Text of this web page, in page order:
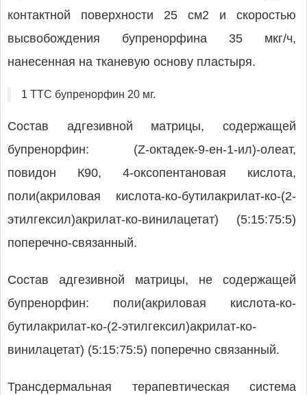
контактной поверхности 25 см2 и скоростью
высвобождения бупренорфина 35 мкг/ч,
нанесенная на тканевую основу пластыря.
1 ТТС бупренорфин 20 мг.
Состав адгезивной матрицы, содержащей
бупренорфин: (Z-октадек-9-ен-1-ил)-олеат,
повидон К90, 4-оксопентановая кислота,
поли(акриловая кислота-ко-бутилакрилат-ко-(2-
этилгексил)акрилат-ко-винилацетат) (5:15:75:5)
поперечно-связанный.
Состав адгезивной матрицы, не содержащей
бупренорфин: поли(акриловая кислота-ко-
бутилакрилат-ко-(2-этилгексил)акрилат-ко-
винилацетат) (5:15:75:5) поперечно связанный.
Трансдермальная терапевтическая система